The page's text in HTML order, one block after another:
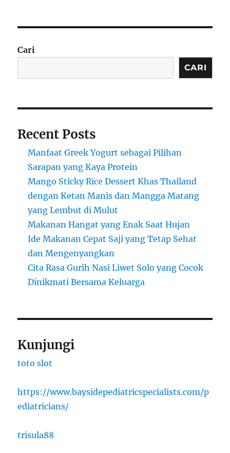
Cari
CARI
Recent Posts
Manfaat Greek Yogurt sebagai Pilihan
Sarapan yang Kaya Protein
Mango Sticky Rice Dessert Khas Thailand
dengan Ketan Manis dan Mangga Matang
yang Lembut di Mulut
Makanan Hangat yang Enak Saat Hujan
Ide Makanan Cepat Saji yang Tetap Sehat
dan Mengenyangkan
Cita Rasa Gurih Nasi Liwet Solo yang Cocok
Dinikmati Bersama Keluarga
Kunjungi
toto slot
https://www.baysidepediatricspecialists.com/p
ediatricians/
trisula88